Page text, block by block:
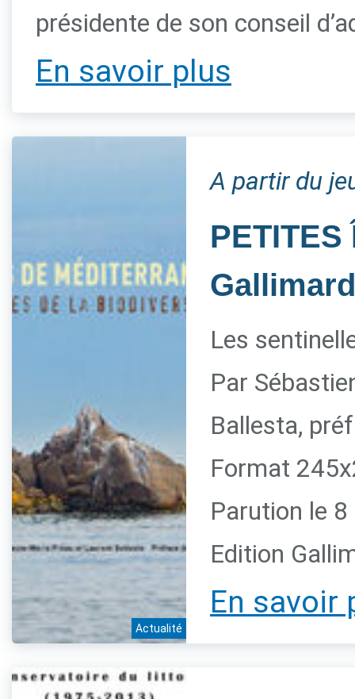
présidente de son conseil
En savoir plus
Actualité
A partir du
Gallimard
Les
Par
Ballesta,
Format
Parution le
Edition
En savoir